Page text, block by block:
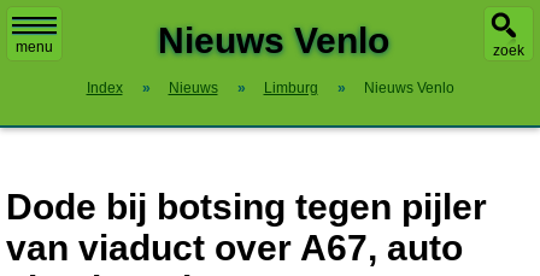
menu zoek
Nieuws Venlo
Index » Nieuws » Limburg » Nieuws Venlo
Dode bij botsing tegen pijler
van viaduct over A67, auto